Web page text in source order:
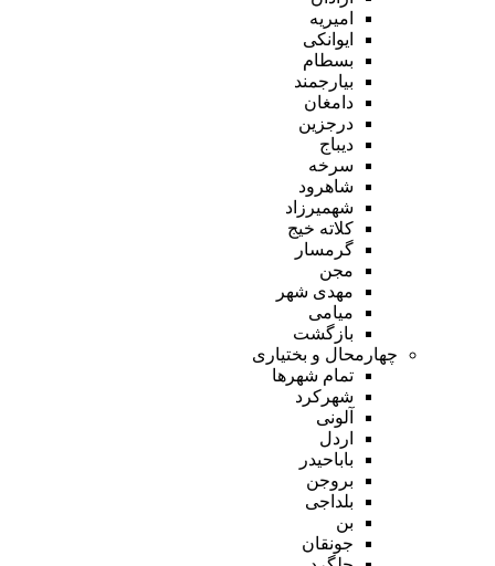
امیریه
ایوانکی
بسطام
بیارجمند
دامغان
درجزین
دیباج
سرخه
شاهرود
شهمیرزاد
کلاته خیج
گرمسار
مجن
مهدی شهر
میامی
بازگشت
چهارمحال و بختیاری
تمام شهر‌ها
شهرکرد
آلونی
اردل
باباحیدر
بروجن
بلداجی
بن
جونقان